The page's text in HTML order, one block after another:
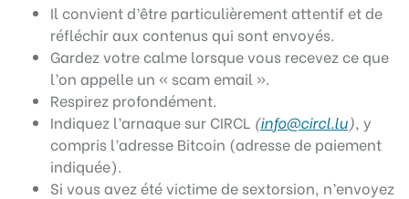
Il convient d’être particulièrement attentif et de
réfléchir aux contenus qui sont envoyés.
Gardez votre calme lorsque vous recevez ce que
l’on appelle un « scam email ».
Respirez profondément.
Indiquez l’arnaque sur CIRCL (info@circl.lu), y
compris l’adresse Bitcoin (adresse de paiement
indiquée).
Si vous avez été victime de sextorsion, n’envoyez